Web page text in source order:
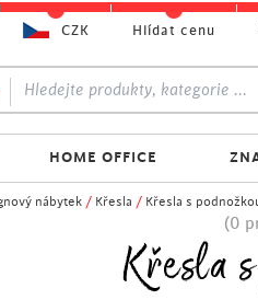
nábytek / Křesla / Křesla s
(0
Křesla s
HOME OFFICE
CZK Hlídat cenu